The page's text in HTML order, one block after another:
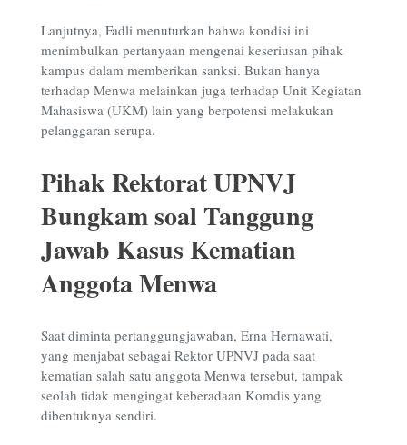
Lanjutnya, Fadli menuturkan bahwa kondisi ini
menimbulkan pertanyaan mengenai keseriusan pihak
kampus dalam memberikan sanksi. Bukan hanya
terhadap Menwa melainkan juga terhadap Unit Kegiatan
Mahasiswa (UKM) lain yang berpotensi melakukan
pelanggaran serupa.
Pihak Rektorat UPNVJ
Bungkam soal Tanggung
Jawab Kasus Kematian
Anggota Menwa
Saat diminta pertanggungjawaban, Erna Hernawati,
yang menjabat sebagai Rektor UPNVJ pada saat
kematian salah satu anggota Menwa tersebut, tampak
seolah tidak mengingat keberadaan Komdis yang
dibentuknya sendiri.